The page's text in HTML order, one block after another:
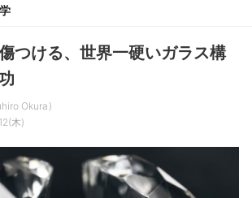
つける、世界一硬いガラス構
Okura
木)